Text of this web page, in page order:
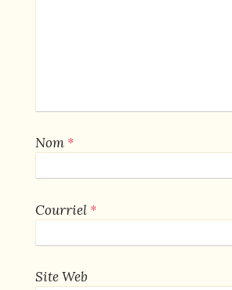
Nom *
Courriel *
Site Web